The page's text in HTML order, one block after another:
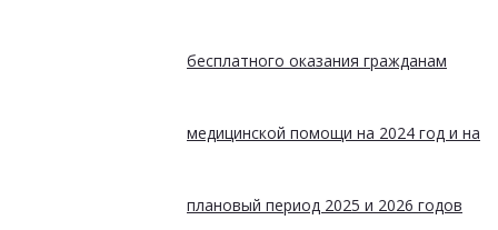
бесплатного оказания гражданам
медицинской помощи на 2024 год и на
плановый период 2025 и 2026 годов